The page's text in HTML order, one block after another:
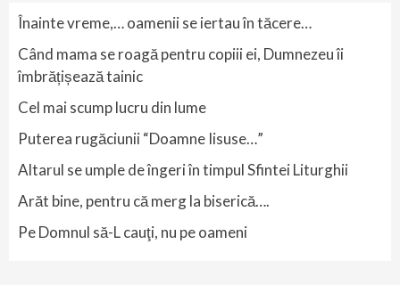
Înainte vreme,… oamenii se iertau în tăcere…
Când mama se roagă pentru copiii ei, Dumnezeu îi
îmbrățișează tainic
Cel mai scump lucru din lume
Puterea rugăciunii “Doamne Iisuse…”
Altarul se umple de îngeri în timpul Sfintei Liturghii
Arăt bine, pentru că merg la biserică….
Pe Domnul să-L cauţi, nu pe oameni